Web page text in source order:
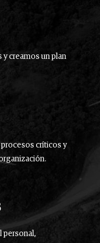
creamos un plan
críticos y
personal,